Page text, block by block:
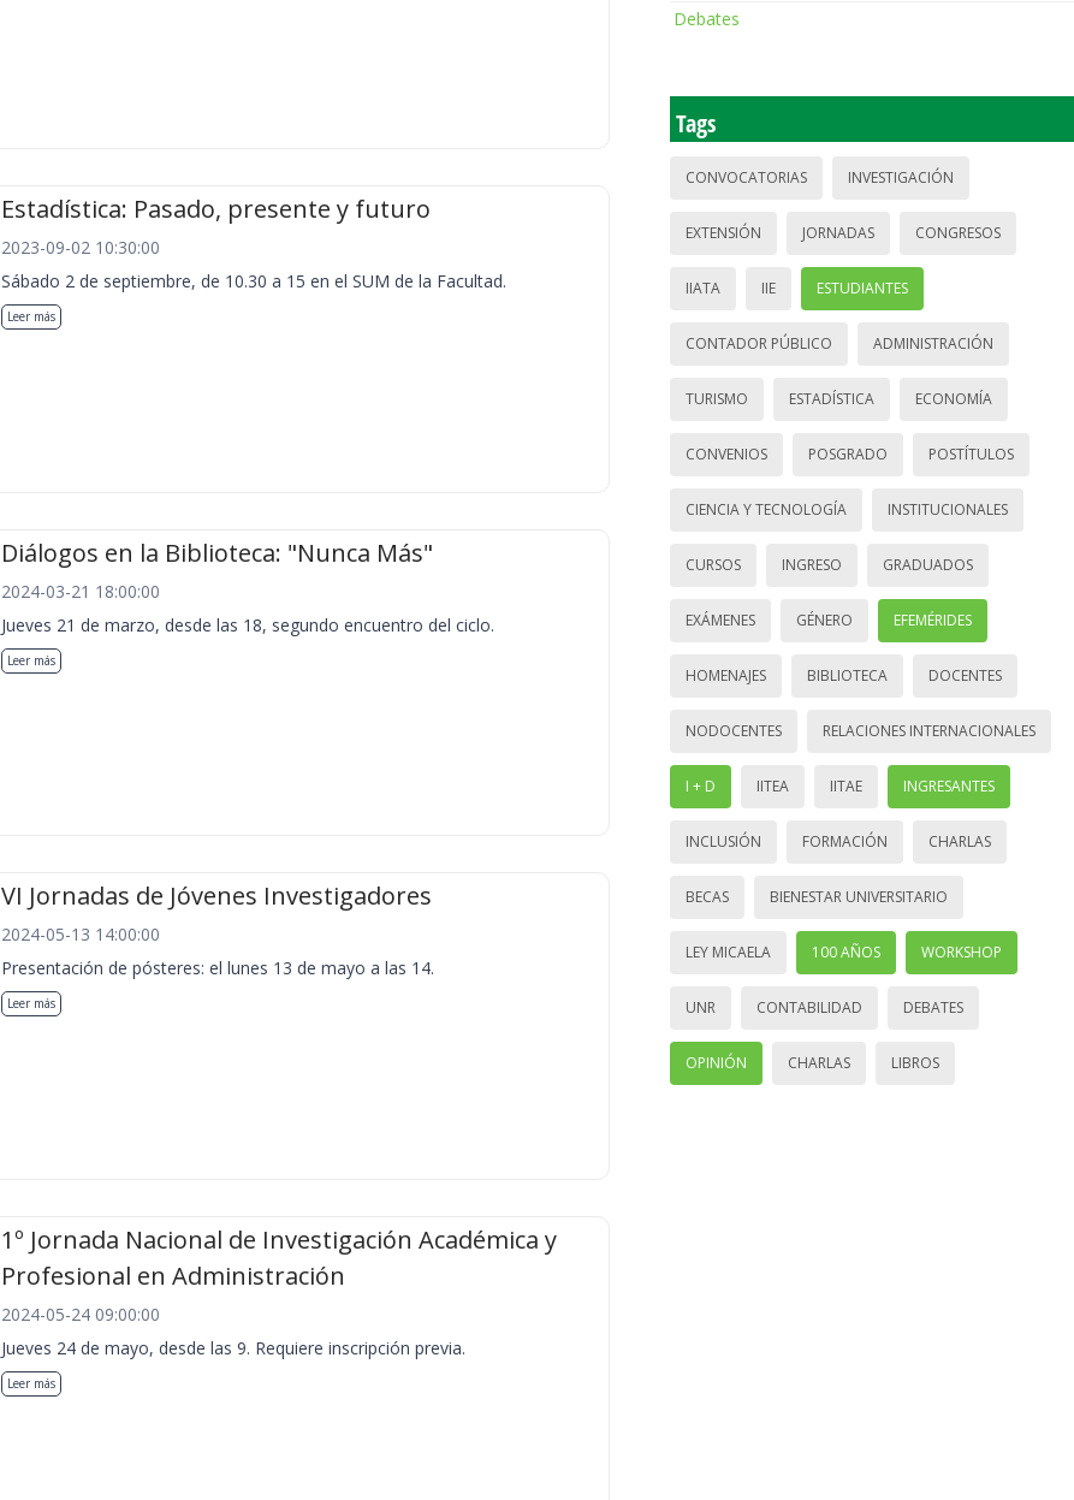
Estadística: Pasado, presente y futuro
2023-09-02 10:30:00
Sábado 2 de septiembre, de 10.30 a 15 en el SUM de la Facultad.
Leer más
Diálogos en la Biblioteca: "Nunca Más"
2024-03-21 18:00:00
Jueves 21 de marzo, desde las 18, segundo encuentro del ciclo.
Leer más
VI Jornadas de Jóvenes Investigadores
2024-05-13 14:00:00
Presentación de pósteres: el lunes 13 de mayo a las 14.
Leer más
1º Jornada Nacional de Investigación Académica y
Profesional en Administración
2024-05-24 09:00:00
Jueves 24 de mayo, desde las 9. Requiere inscripción previa.
Leer más
Debates
Tags
CONVOCATORIAS INVESTIGACIÓN
EXTENSIÓN JORNADAS CONGRESOS
IIATA IIE ESTUDIANTES
CONTADOR PÚBLICO ADMINISTRACIÓN
TURISMO ESTADÍSTICA ECONOMÍA
CONVENIOS POSGRADO POSTÍTULOS
CIENCIA Y TECNOLOGÍA INSTITUCIONALES
CURSOS INGRESO GRADUADOS
EXÁMENES GÉNERO EFEMÉRIDES
HOMENAJES BIBLIOTECA DOCENTES
NODOCENTES RELACIONES INTERNACIONALES
I + D IITEA IITAE INGRESANTES
INCLUSIÓN FORMACIÓN CHARLAS
BECAS BIENESTAR UNIVERSITARIO
LEY MICAELA 100 AÑOS WORKSHOP
UNR CONTABILIDAD DEBATES
OPINIÓN CHARLAS LIBROS